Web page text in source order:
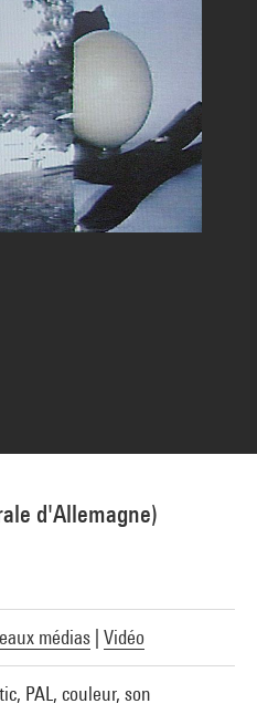
d'Allemagne)
médias Vidéo
PAL, couleur, son
photographique du MNAM - Centre